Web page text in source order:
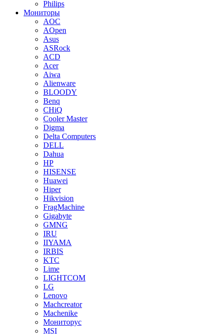
Philips
Мониторы
AOC
AOpen
Asus
ASRock
ACD
Acer
Aiwa
Alienware
BLOODY
Benq
CHiQ
Cooler Master
Digma
Delta Computers
DELL
Dahua
HP
HISENSE
Huawei
Hiper
Hikvision
FragMachine
Gigabyte
GMNG
IRU
IIYAMA
IRBIS
KTC
Lime
LIGHTCOM
LG
Lenovo
Machcreator
Machenike
Мониторус
MSI